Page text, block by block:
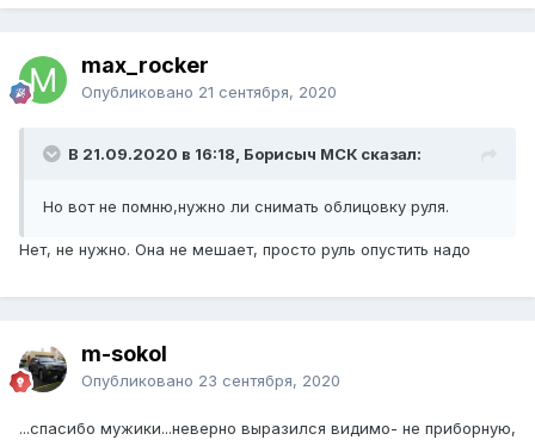
max_rocker
Опубликовано 21 сентября, 2020
В 21.09.2020 в 16:18, Борисыч МСК сказал:
Но вот не помню,нужно ли снимать облицовку руля.
Нет, не нужно. Она не мешает, просто руль опустить надо
m-sokol
Опубликовано 23 сентября, 2020
...спасибо мужики...неверно выразился видимо- не приборную,